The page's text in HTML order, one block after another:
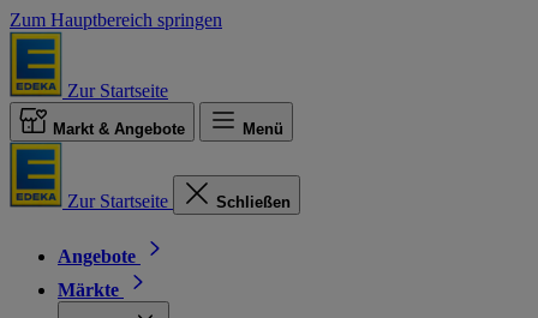
Zum Hauptbereich springen
Zur Startseite
Markt & Angebote Menü
Zur Startseite Schließen
Angebote
Märkte